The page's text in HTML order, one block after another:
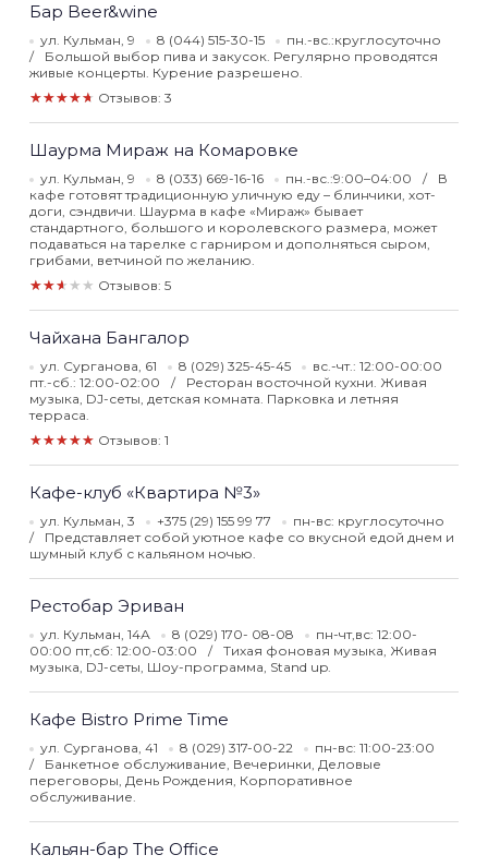
Бар Beer&wine
ул. Кульман, 9 8 (044) 515-30-15
пн.-вс.:круглосуточно
Большой выбор пива и закусок. Регулярно проводятся
живые концерты. Курение разрешено.
★★★★★ Отзывов: 3
Шаурма Мираж на Комаровке
ул. Кульман, 9 8 (033) 669-16-16 пн.-вс.:9:00–04:00
В
кафе готовят традиционную уличную еду – блинчики, хот-
доги, сэндвичи. Шаурма в кафе «Мираж» бывает
стандартного, большого и королевского размера, может
подаваться на тарелке с гарниром и дополняться сыром,
грибами, ветчиной по желанию.
★★★★★ Отзывов: 5
Чайхана Бангалор
ул. Сурганова, 61 8 (029) 325-45-45
вс.-чт.: 12:00-00:00
пт.-сб.: 12:00-02:00
Ресторан восточной кухни. Живая
музыка, DJ-сеты, детская комната. Парковка и летняя
терраса.
★★★★★ Отзывов: 1
Кафе-клуб «Квартира №3»
ул. Кульман, 3 +375 (29) 155 99 77
пн-вс: круглосуточно
Представляет собой уютное кафе со вкусной едой днем и
шумный клуб с кальяном ночью.
Рестобар Эриван
ул. Кульман, 14А 8 (029) 170- 08-08
пн-чт,вс: 12:00-
00:00 пт,сб: 12:00-03:00
Тихая фоновая музыка, Живая
музыка, DJ-сеты, Шоу-программа, Stand up.
Кафе Bistro Prime Time
ул. Сурганова, 41 8 (029) 317-00-22
пн-вс: 11:00-23:00
Банкетное обслуживание, Вечеринки, Деловые
переговоры, День Рождения, Корпоративное
обслуживание.
Кальян-бар The Office